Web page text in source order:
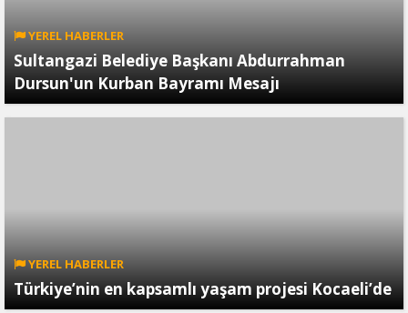
YEREL HABERLER
Sultangazi Belediye Başkanı Abdurrahman
Dursun'un Kurban Bayramı Mesajı
YEREL HABERLER
Türkiye’nin en kapsamlı yaşam projesi Kocaeli’de